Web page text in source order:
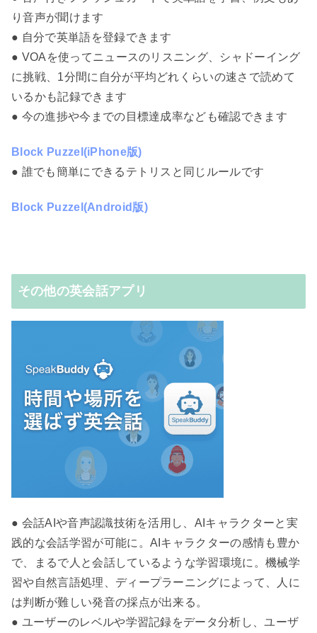
り音声が聞けます
● 自分で英単語を登録できます
● VOAを使ってニュースのリスニング、シャドーイング
に挑戦、1分間に自分が平均どれくらいの速さで読めて
いるかも記録できます
● 今の進捗や今までの目標達成率なども確認できます
Block Puzzel(iPhone版)
● 誰でも簡単にできるテトリスと同じルールです
Block Puzzel(Android版)
その他の英会話アプリ
● 会話AIや音声認識技術を活用し、AIキャラクターと実
践的な会話学習が可能に。AIキャラクターの感情も豊か
で、まるで人と会話しているような学習環境に。機械学
習や自然言語処理、ディープラーニングによって、人に
は判断が難しい発音の採点が出来る。
● ユーザーのレベルや学習記録をデータ分析し、ユーザ